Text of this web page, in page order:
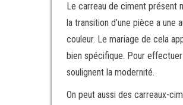
Le carreau de ciment présent
la transition d’une pièce a
couleur. Le mariage de cela
bien spécifique. Pour
soulignent la modernité.
On peut aussi des carreaux-